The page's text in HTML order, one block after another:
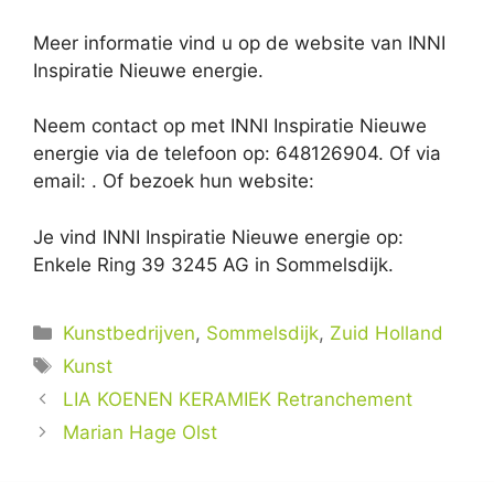
Meer informatie vind u op de website van INNI
Inspiratie Nieuwe energie.
Neem contact op met INNI Inspiratie Nieuwe
energie via de telefoon op: 648126904. Of via
email: . Of bezoek hun website:
Je vind INNI Inspiratie Nieuwe energie op:
Enkele Ring 39 3245 AG in Sommelsdijk.
Categorieën
Kunstbedrijven, Sommelsdijk, Zuid Holland
Tags
Kunst
LIA KOENEN KERAMIEK Retranchement
Marian Hage Olst